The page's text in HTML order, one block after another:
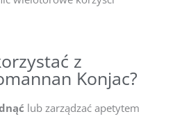
z
Konjac?
lub zarządzać apetytem